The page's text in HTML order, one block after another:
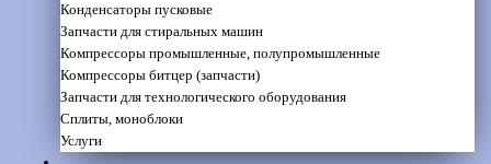
Конденсаторы пусковые
Запчасти для стиральных машин
Компрессоры промышленные, полупромышленные
Компрессоры битцер (запчасти)
Запчасти для технологического оборудования
Сплиты, моноблоки
Услуги